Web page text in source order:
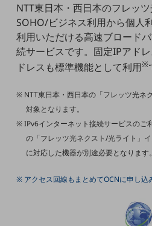
モビリティ
製造・建設業
小売業
キーワードで探す
モバイルTOP
法人向けスマホ・携帯に関する、
おすすめの機種、料金やサービスをご紹介
製品TOP
NTT東日本・西日本のフレッツ
SOHO/ビジネス利用から個人
利用いただける高速ブロード
続サービスです。固定IPアド
ドレスも標準機能として利用※
※ NTT東日本・西日本の「フレッツ光ネ
対象となります。
※ IPv6インターネット接続サービスのご
の「フレッツ光ネクスト/光ライト」
に対応した機器が別途必要となります。
※ アクセス回線もまとめてOCNに申し込